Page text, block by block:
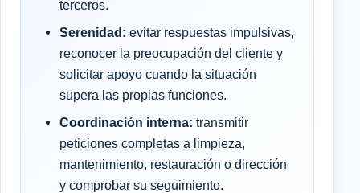
terceros.
Serenidad: evitar respuestas impulsivas,
reconocer la preocupación del cliente y
solicitar apoyo cuando la situación
supera las propias funciones.
Coordinación interna: transmitir
peticiones completas a limpieza,
mantenimiento, restauración o dirección
y comprobar su seguimiento.